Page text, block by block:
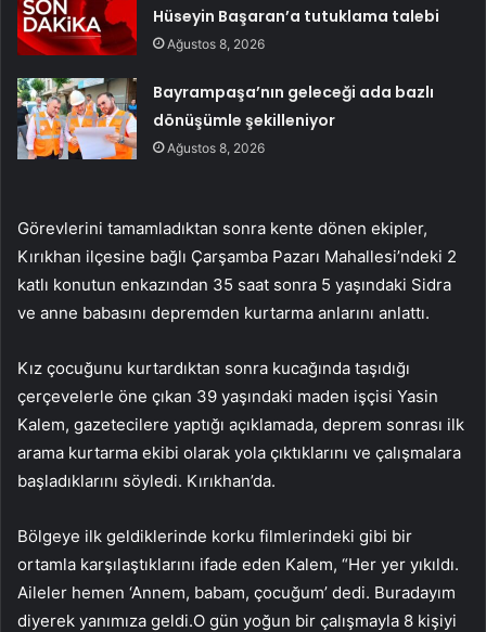
Hüseyin Başaran’a tutuklama talebi
Ağustos 8, 2026
Bayrampaşa’nın geleceği ada bazlı
dönüşümle şekilleniyor
Ağustos 8, 2026
Görevlerini tamamladıktan sonra kente dönen ekipler,
Kırıkhan ilçesine bağlı Çarşamba Pazarı Mahallesi’ndeki 2
katlı konutun enkazından 35 saat sonra 5 yaşındaki Sidra
ve anne babasını depremden kurtarma anlarını anlattı.
Kız çocuğunu kurtardıktan sonra kucağında taşıdığı
çerçevelerle öne çıkan 39 yaşındaki maden işçisi Yasin
Kalem, gazetecilere yaptığı açıklamada, deprem sonrası ilk
arama kurtarma ekibi olarak yola çıktıklarını ve çalışmalara
başladıklarını söyledi. Kırıkhan’da.
Bölgeye ilk geldiklerinde korku filmlerindeki gibi bir
ortamla karşılaştıklarını ifade eden Kalem, “Her yer yıkıldı.
Aileler hemen ‘Annem, babam, çocuğum’ dedi. Buradayım
diyerek yanımıza geldi.O gün yoğun bir çalışmayla 8 kişiyi